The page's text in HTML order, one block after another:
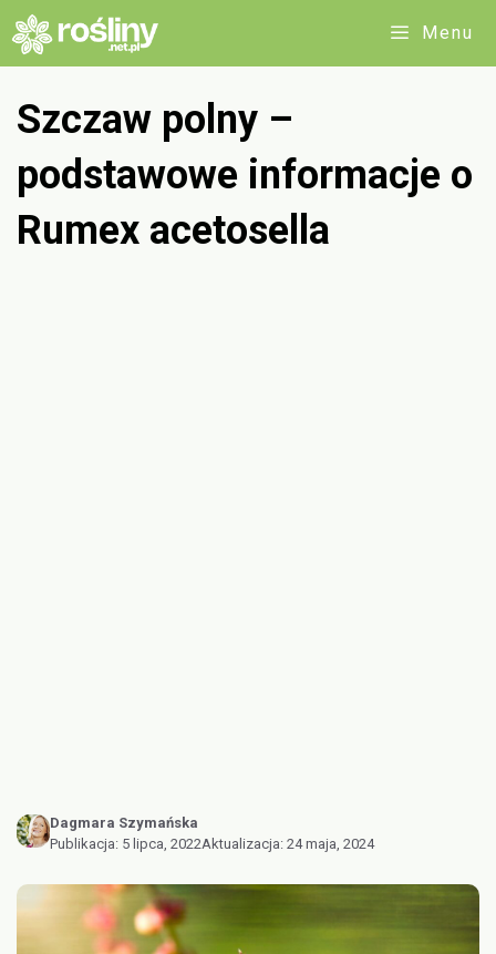
Przejdź
do
Menu
Szczaw polny –
podstawowe informacje o
Rumex acetosella
Dagmara Szymańska
Publikacja: 5 lipca, 2022Aktualizacja: 24 maja, 2024